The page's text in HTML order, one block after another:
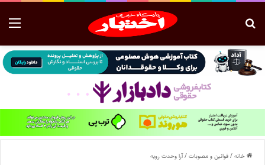
خانه/قوانین و مصوبات/آرا وحدت رویه